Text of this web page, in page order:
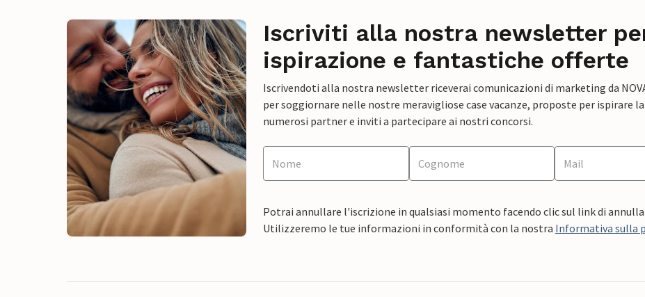
Iscriviti alla nostra newsletter
ispirazione e fantastiche offerte
Iscrivendoti alla nostra newsletter riceverai comunicazioni di marketing da
per soggiornare nelle nostre meravigliose case vacanze, proposte per ispirare
numerosi partner e inviti a partecipare ai nostri concorsi.
Potrai annullare l'iscrizione in qualsiasi momento facendo clic sul link di
Utilizzeremo le tue informazioni in conformità con la nostra Informativa sulla